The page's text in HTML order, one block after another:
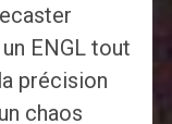
ENGL tout
précision
chaos